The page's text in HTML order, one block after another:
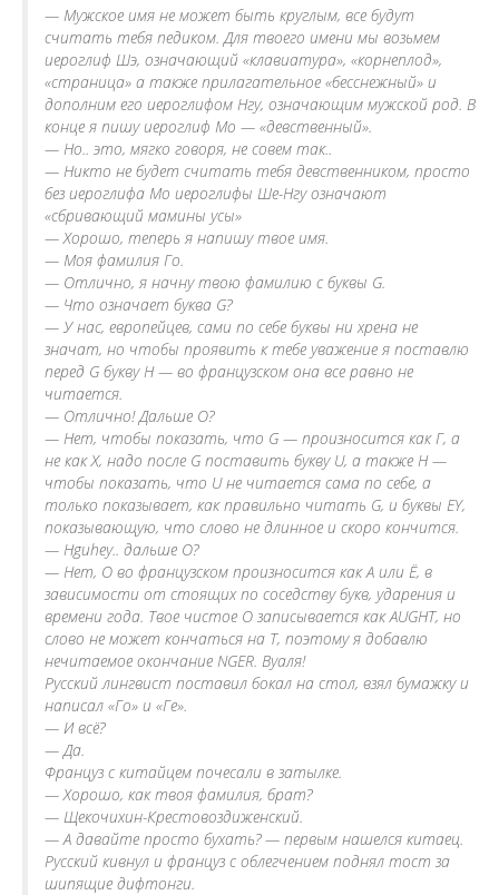
— Мужское имя не может быть круглым, все будут
считать тебя педиком. Для твоего имени мы возьмем
иероглиф Шэ, означающий «клавиатура», «корнеплод»,
«страница» а также прилагательное «бесснежный» и
дополним его иероглифом Нгу, означающим мужской род. В
конце я пишу иероглиф Мо — «девственный».
— Но.. это, мягко говоря, не совем так..
— Никто не будет считать тебя девственником, просто
без иероглифа Мо иероглифы Ше-Нгу означают
«сбривающий мамины усы»
— Хорошо, теперь я напишу твое имя.
— Моя фамилия Го.
— Отлично, я начну твою фамилию с буквы G.
— Что означает буква G?
— У нас, европейцев, сами по себе буквы ни хрена не
значат, но чтобы проявить к тебе уважение я поставлю
перед G букву H — во французском она все равно не
читается.
— Отлично! Дальше O?
— Нет, чтобы показать, что G — произносится как Г, а
не как Х, надо после G поставить букву U, а также H —
чтобы показать, что U не читается сама по себе, а
только показывает, как правильно читать G, и буквы EY,
показывающую, что слово не длинное и скоро кончится.
— Hguhey.. дальше O?
— Нет, О во французском произносится как А или Ё, в
зависимости от стоящих по соседству букв, ударения и
времени года. Твое чистое О записывается как AUGHT, но
слово не может кончаться на T, поэтому я добавлю
нечитаемое окончание NGER. Вуаля!
Русский лингвист поставил бокал на стол, взял бумажку и
написал «Го» и «Ге».
— И всё?
— Да.
Француз с китайцем почесали в затылке.
— Хорошо, как твоя фамилия, брат?
— Щекочихин-Крестовоздиженский.
— А давайте просто бухать? — первым нашелся китаец.
Русский кивнул и француз с облегчением поднял тост за
шипящие дифтонги.